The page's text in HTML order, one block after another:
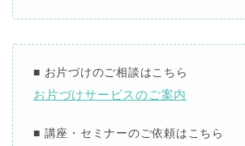
■ お片づけのご相談はこちら
お片づけサービスのご案内
■ 講座・セミナーのご依頼はこちら